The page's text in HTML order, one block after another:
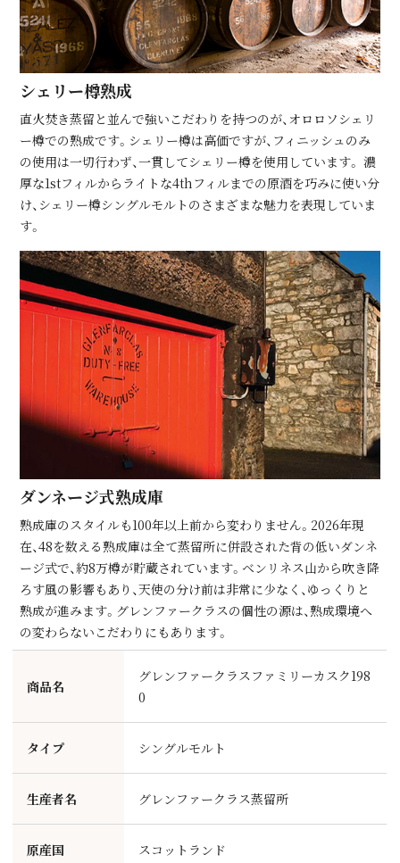
シェリー樽熟成
直⽕焚き蒸留と並んで強いこだわりを持つのが、オロロソシェリ
ー樽での熟成です。シェリー樽は⾼価ですが、フィニッシュのみ
の使⽤は⼀切⾏わず、⼀貫してシェリー樽を使⽤しています。 濃
厚な1stフィルからライトな4thフィルまでの原酒を巧みに使い分
け、シェリー樽シングルモルトのさまざまな魅⼒を表現していま
す。
ダンネージ式熟成庫
熟成庫のスタイルも100年以上前から変わりません。2026年現
在、48を数える熟成庫は全て蒸留所に併設された背の低いダンネ
ージ式で、約8万樽が貯蔵されています。ベンリネス⼭から吹き降
ろす⾵の影響もあり、天使の分け前は⾮常に少なく、ゆっくりと
熟成が進みます。グレンファークラスの個性の源は、熟成環境へ
の変わらないこだわりにもあります。
商品名
グレンファークラスファミリーカスク198
0
タイプ シングルモルト
生産者名 グレンファークラス蒸留所
原産国 スコットランド